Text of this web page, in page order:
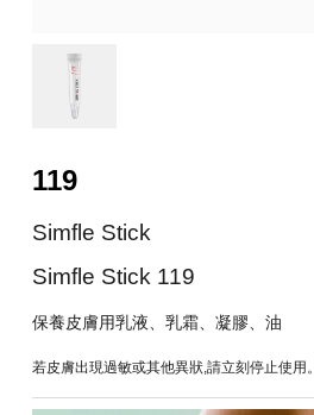
119
Simfle Stick
Simfle Stick 119
保養皮膚用乳液、乳霜、凝膠、油
若皮膚出現過敏或其他異狀,請立刻停止使用。